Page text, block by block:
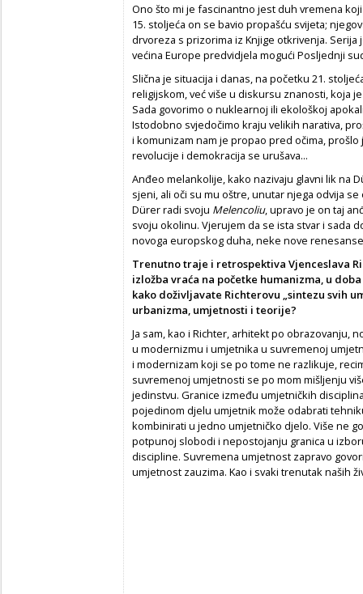
Ono što mi je fascinantno jest duh vremena
15. stoljeća on se bavio propašću svijeta;
drvoreza s prizorima iz Knjige otkrivenja. Serija
većina Europe predvidjela mogući Posljednji
Slična je situacija i danas, na početku 21.
religijskom, već više u diskursu znanosti, koja
Sada govorimo o nuklearnoj ili ekološkoj
Istodobno svjedočimo kraju velikih narativa,
i komunizam nam je propao pred očima,
revolucije i demokracija se urušava...
Anđeo melankolije, kako nazivaju glavni lik na
sjeni, ali oči su mu oštre, unutar njega odvija
Dürer radi svoju Melencoliu, upravo je on taj
svoju okolinu. Vjerujem da se ista stvar i sada
novoga europskog duha, neke nove
Trenutno traje i retrospektiva Vjenceslava
izložba vraća na početke humanizma, u
kako doživljavate Richterovu „sintezu svih
urbanizma, umjetnosti i teorije?
Ja sam, kao i Richter, arhitekt po obrazovanju,
u modernizmu i umjetnika u suvremenoj
i modernizam koji se po tome ne razlikuje,
suvremenoj umjetnosti se po mom mišljenju
jedinstvu. Granice između umjetničkih
pojedinom djelu umjetnik može odabrati
kombinirati u jedno umjetničko djelo. Više ne
potpunoj slobodi i nepostojanju granica u
discipline. Suvremena umjetnost zapravo
umjetnost zauzima. Kao i svaki trenutak naših